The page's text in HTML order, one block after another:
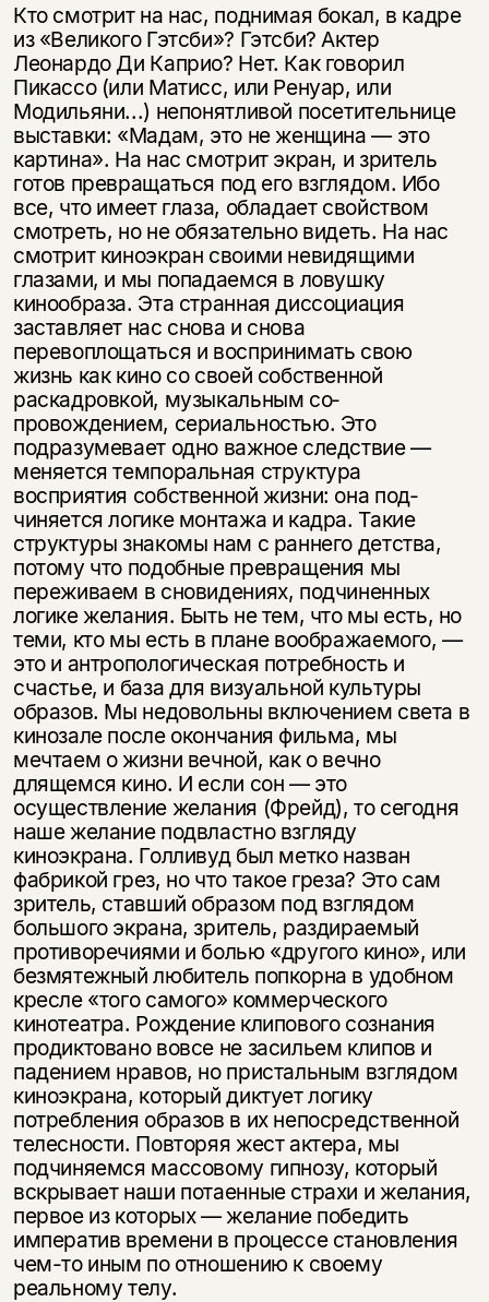
Кто смотрит на нас, поднимая бокал, в кадре
из «Великого Гэтсби»? Гэтсби? Актер
Леонардо Ди Каприо? Нет. Как говорил
Пикассо (или Матисс, или Ренуар, или
Модильяни...) непонятливой посетительнице
выставки: «Мадам, это не женщина — это
картина». На нас смотрит экран, и зритель
готов превращаться под его взглядом. Ибо
все, что имеет глаза, обладает свой­ством
смотреть, но не обязательно видеть. На нас
смотрит киноэкран своими невидящими
глазами, и мы попадаемся в ловушку
кинообраза. Эта странная диссоциация
заставляет нас снова и снова
перевоплощаться и воспринимать свою
жизнь как кино со своей собственной
раскадровкой, музыкальным со­
провождением, сериальностью. Это
подразумевает одно важное следствие —
меняется темпоральная структура
восприятия собственной жизни: она под­
чиняется логике монтажа и кадра. Такие
структуры знакомы нам с раннего детства,
потому что подобные превращения мы
переживаем в сновидениях, подчиненных
логике желания. Быть не тем, что мы есть, но
теми, кто мы есть в плане воображаемого, —
это и антропологическая потребность и
счастье, и база для визуальной культуры
образов. Мы недовольны включением света в
кинозале после окончания фильма, мы
мечтаем о жизни вечной, как о вечно
длящемся кино. И если сон — это
осуществление желания (Фрейд), то сегодня
наше желание подвластно взгляду
киноэкрана. Голливуд был метко на­зван
фабрикой грез, но что такое греза? Это сам
зритель, ставший образом под взглядом
большого экрана, зритель, раздираемый
противоречиями и болью «другого кино», или
безмятежный любитель попкорна в удобном
кресле «того самого» коммерческого
кинотеатра. Рождение клипового сознания
про­диктовано вовсе не засильем клипов и
падением нравов, но пристальным взглядом
киноэкрана, который диктует логику
потребления образов в их не­посредственной
телесности. Повторяя жест актера, мы
подчиняемся массо­вому гипнозу, который
вскрывает наши потаенные страхи и желания,
первое из которых — желание победить
императив времени в процессе становления
чем-то иным по отношению к своему
реальному телу.